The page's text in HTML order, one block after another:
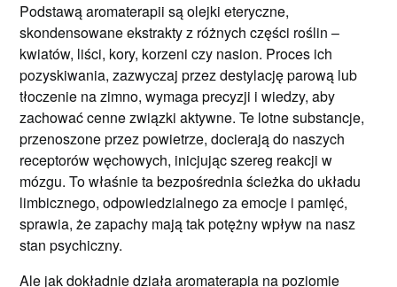
Podstawą aromaterapii są olejki eteryczne,
skondensowane ekstrakty z różnych części roślin –
kwiatów, liści, kory, korzeni czy nasion. Proces ich
pozyskiwania, zazwyczaj przez destylację parową lub
tłoczenie na zimno, wymaga precyzji i wiedzy, aby
zachować cenne związki aktywne. Te lotne substancje,
przenoszone przez powietrze, docierają do naszych
receptorów węchowych, inicjując szereg reakcji w
mózgu. To właśnie ta bezpośrednia ścieżka do układu
limbicznego, odpowiedzialnego za emocje i pamięć,
sprawia, że zapachy mają tak potężny wpływ na nasz
stan psychiczny.
Ale jak dokładnie działa aromaterapia na poziomie